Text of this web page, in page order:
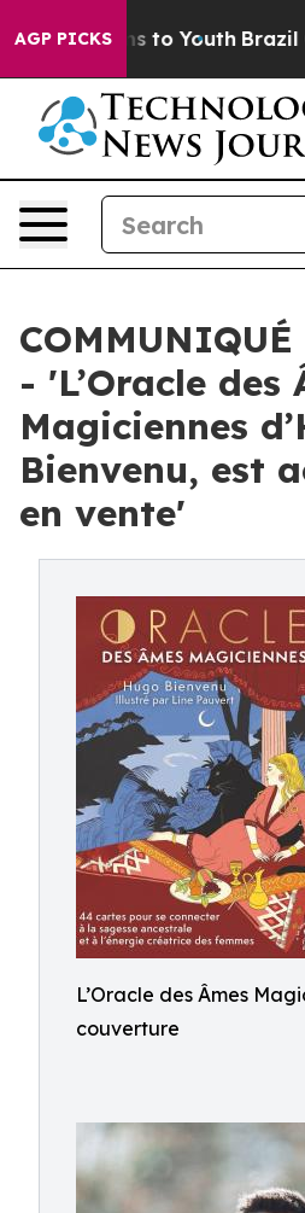
AGP PICKS
Harms to Youth Brazil Gives
COMMUNIQUÉ
- 'L’Oracle des
Magiciennes
Bienvenu, est
en vente'
L’Oracle des Âmes
couverture